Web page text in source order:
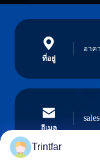
ที่อยู่
อาค
อีเมล
Trintfar